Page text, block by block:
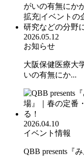
2026.05.12
お知らせ
大阪保健医療大
いの有無にか...
2026.04.10
イベント情報
QBB presents『